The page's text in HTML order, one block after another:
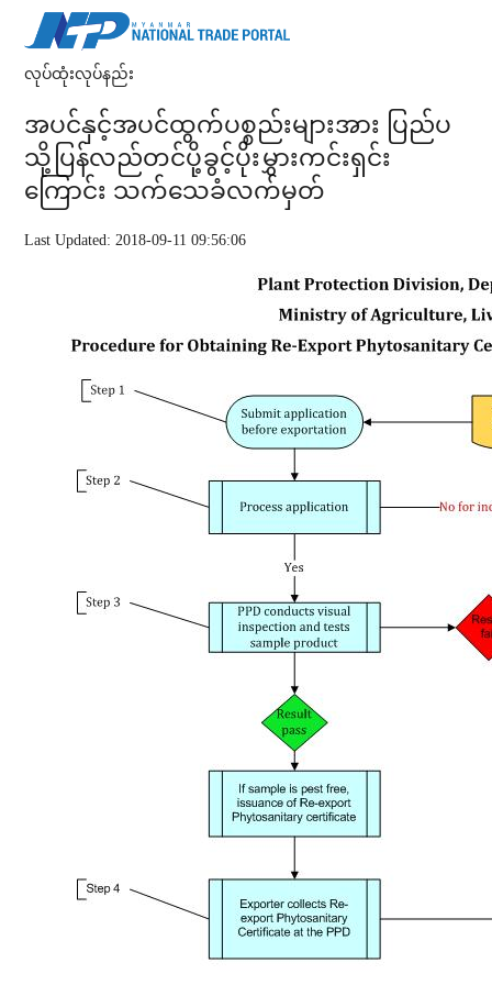
လုပ်ထုံးလုပ်နည်း
အပင်နှင့်အပင်ထွက်ပစ္စည်းများအား ပြည်ပ
သို့ပြန်လည်တင်ပို့ခွင့်ပိုးမွှားကင်းရှင်း
ကြောင်း သက်သေခံလက်မှတ်
Last Updated: 2018-09-11 09:56:06